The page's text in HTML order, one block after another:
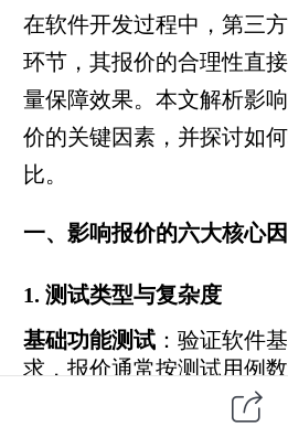
在软件开发过程中，第三
环节，其报价的合理性直
量保障效果。本文解析影
价的关键因素，并探讨如
比。
一、影响报价的六大核心
1. 测试类型与复杂度
基础功能测试 ：验证软件
求，报价通常按测试用例
单价较低但总量大时总价显